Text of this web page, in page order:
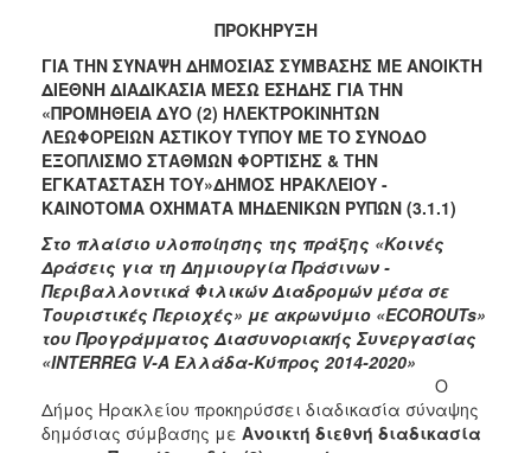
ΠΡΟΚΗΡΥΞΗ
ΓΙΑ ΤΗΝ ΣΥΝΑΨΗ ΔΗΜΟΣΙΑΣ ΣΥΜΒΑΣΗΣ ΜΕ ΑΝΟΙΚΤΗ
ΔΙΕΘΝΗ ΔΙΑΔΙΚΑΣΙΑ ΜΕΣΩ ΕΣΗΔΗΣ ΓΙΑ ΤΗΝ
«ΠΡΟΜΗΘΕΙΑ ΔΥΟ (2) ΗΛΕΚΤΡΟΚΙΝΗΤΩΝ
ΛΕΩΦΟΡΕΙΩΝ ΑΣΤΙΚΟΥ ΤΥΠΟΥ ΜΕ ΤΟ ΣΥΝΟΔΟ
ΕΞΟΠΛΙΣΜΟ ΣΤΑΘΜΩΝ ΦΟΡΤΙΣΗΣ & ΤΗΝ
ΕΓΚΑΤΑΣΤΑΣΗ ΤΟΥ»ΔΗΜΟΣ ΗΡΑΚΛΕΙΟΥ -
ΚΑΙΝΟΤΟΜΑ ΟΧΗΜΑΤΑ ΜΗΔΕΝΙΚΩΝ ΡΥΠΩΝ (3.1.1)
Στο πλαίσιο υλοποίησης της πράξης «Κοινές
Δράσεις για τη Δημιουργία Πράσινων -
Περιβαλλοντικά Φιλικών Διαδρομών μέσα σε
Τουριστικές Περιοχές» με ακρωνύμιο «ECOROUTs»
του Προγράμματος Διασυνοριακής Συνεργασίας
«INTERREG V-Α Ελλάδα-Κύπρος 2014-2020»
Ο
Δήμος Ηρακλείου προκηρύσσει διαδικασία σύναψης
δημόσιας σύμβασης με Ανοικτή διεθνή διαδικασία